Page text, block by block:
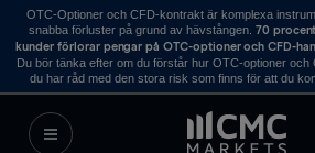
OTC-Optioner och CFD-kontrakt är komplexa
snabba förluster på grund av hävstången. 70
kunder förlorar pengar på OTC-optioner och CFD-
Du bör tänka efter om du förstår hur OTC-optioner
du har råd med den stora risk som finns för att du